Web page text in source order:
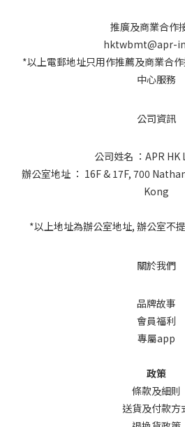
推廣及商業合作
hktwbmt@apr-
*以上電郵地址只用作推薦及商業合
中心服務
公司資訊
公司姓名 ：APR
辦公室地址 ： 16F & 17F, 700
Kong
*以上地址為辦公室地址, 辦公室不
關於我們
品牌故事
會員福利
專屬app
政策
條款及細則
送貨及付款方